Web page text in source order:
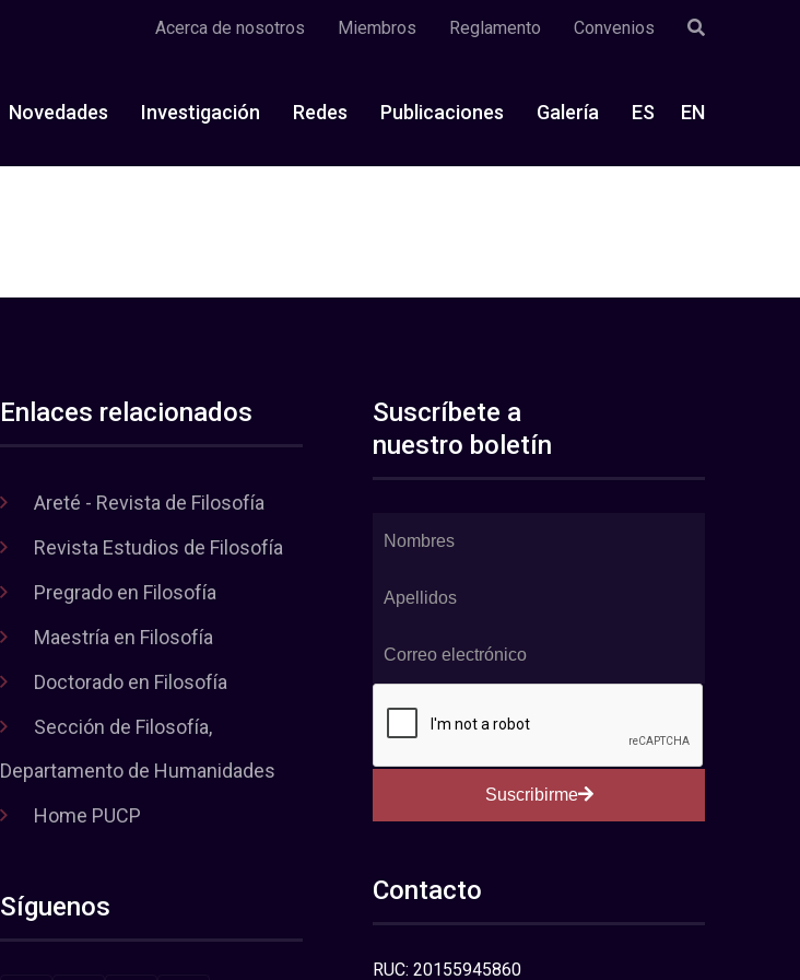
Acerca de nosotros Miembros Reglamento Convenios
Novedades Investigación Redes Publicaciones Galería ES EN
Enlaces relacionados
Areté - Revista de Filosofía
Revista Estudios de Filosofía
Pregrado en Filosofía
Maestría en Filosofía
Doctorado en Filosofía
Sección de Filosofía,
Departamento de Humanidades
Home PUCP
Síguenos
Suscríbete a
nuestro boletín
Suscribirme
Contacto
RUC: 20155945860